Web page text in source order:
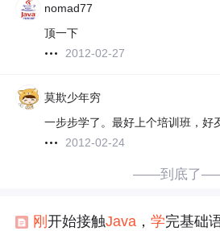
nomad77
顶一下
2012-02-27
莫欺少年穷
一步步学了。最好上个培训班，好
2012-02-24
——到底了
刚开始接触Java ，学完基础